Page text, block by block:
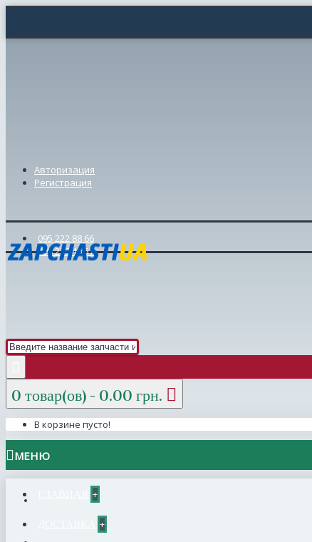
Авторизация
Регистрация
095 222 88 66
098 239 46 57
0 товар(ов) - 0.00 грн.
В корзине пусто!
МЕНЮ
+
+